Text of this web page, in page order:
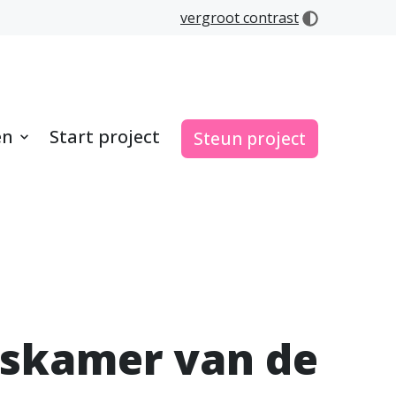
vergroot contrast
Start project Steun project
van de